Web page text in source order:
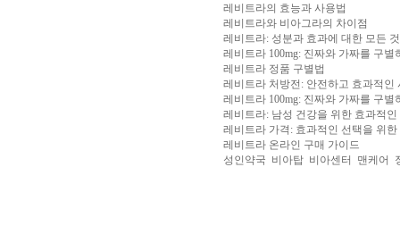
프
릴
리
지
구
입 시
알
리
스
후
코
레비트라의 효능과 사용법
레비트라와 비아그라의 차이점
레비트라: 성분과 효과에 대한 모든 것
레비트라 100mg: 진짜와 가짜를 구별
레비트라 정품 구별법
레비트라 처방전: 안전하고 효과적인
레비트라 100mg: 진짜와 가짜를 구별
레비트라: 남성 건강을 위한 효과적인
레비트라 가격: 효과적인 선택을 위한
레비트라 온라인 구매 가이드
성인약국 비아탑 비아센터 맨케어